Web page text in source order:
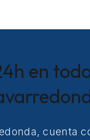
en
cuenta